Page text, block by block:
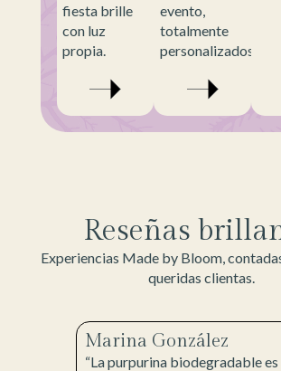
fiesta brille
con luz
propia.
evento,
totalmente
personalizados.
Reseñas
Experiencias Made by Bloom,
queridas clientas.
“La purpurina biodegradable es
Marina González